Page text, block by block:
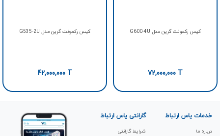
کیس رکمونت گرین مدل G600-4U
72,000,000 T
کیس رکمونت گرین مدل G535-2U
42,000,000 T
خدمات یاس ارتباط
درباره ما
گارانتی یاس ارتباط
شرایط گارانتی